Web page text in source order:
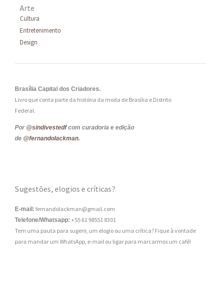
Arte
Cultura
Entretenimento
Design
Brasília Capital dos Criadores.
Livro que conta parte da história da moda de Brasília e Distrito
Federal.
Por @sindivestedfcom curadoria e edição
de @fernandolackman.
Sugestões, elogios e críticas?
E-mail: fernandolackman@gmail.com
Telefone/Whatsapp: +55 61 98551 8301
Tem uma pauta para sugerir, um elogio ou uma crítica? Fique à vontade
para mandar um WhatsApp, e-mail ou ligar para marcarmos um café!